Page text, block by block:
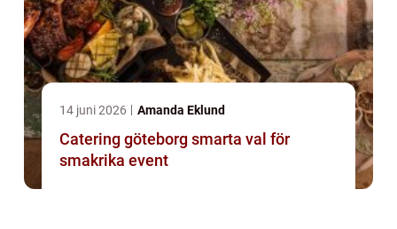
14 juni 2026 Amanda Eklund
Catering göteborg smarta val för
smakrika event